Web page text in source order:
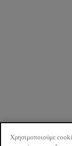
Χρησιμοποιούμε